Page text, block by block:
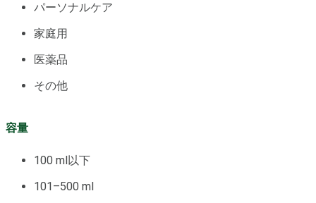
パーソナルケア
家庭用
医薬品
その他
容量
100 ml以下
101–500 ml